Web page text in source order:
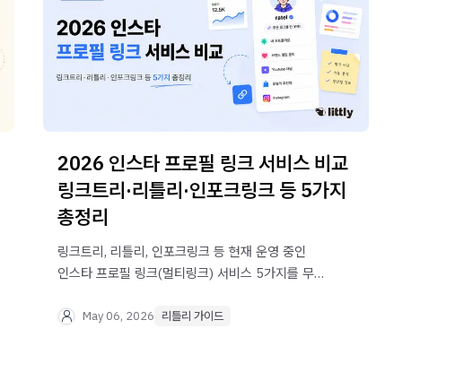
2026 인스타 프로필 링크 서비스 비교
링크트리·리틀리·인포크링크 등 5가지
총정리
링크트리, 리틀리, 인포크링크 등 현재 운영 중인
인스타 프로필 링크(멀티링크) 서비스 5가지를 무료
맞는 서비스를 지금 바로 찾아보세요.
May 06, 2026 리틀리 가이드